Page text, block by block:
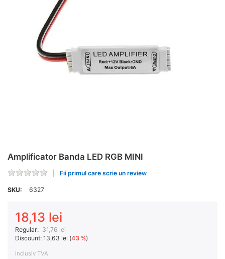
Amplificator Banda LED RGB MINI
Fii primul care scrie un review
SKU: 6327
18,13 lei
Regular: 31,76 lei
Discount: 13,63 lei (43 %)
inclusiv TVA